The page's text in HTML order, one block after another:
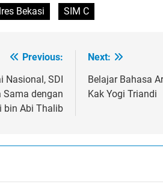
Bekasi SIM C
Previous:
Nasional, SDI
Sama dengan
bin Abi Thalib
Next:
Belajar Bahasa
Kak Yogi Triandi